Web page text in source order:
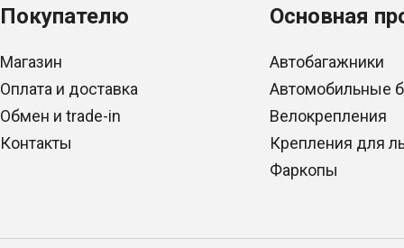
Покупателю
Магазин
Оплата и доставка
Обмен и trade-in
Контакты
Основная
Автобагажники
Автомобильные
Велокрепления
Крепления для
Фаркопы